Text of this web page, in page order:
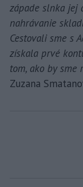
západe slnka jej
nahrávanie
Cestovali sme s
získala prvé
tom, ako by sme
Zuzana